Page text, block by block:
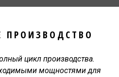
ПРОИЗВОДСТВО
цикл производства.
мощностями для